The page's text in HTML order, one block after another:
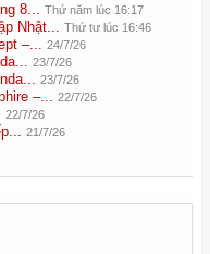
8... Thứ năm lúc 16:17
Nhật... Thứ tư lúc 16:46
–... 24/7/26
23/7/26
23/7/26
–... 22/7/26
22/7/26
21/7/26